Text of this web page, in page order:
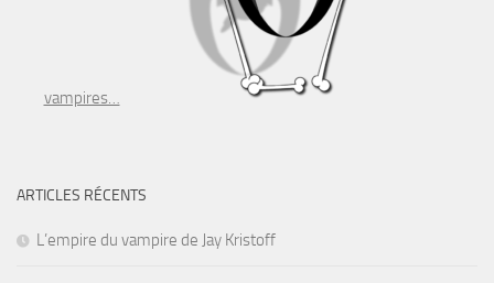
vampires…
ARTICLES RÉCENTS
L’empire du vampire de Jay Kristoff